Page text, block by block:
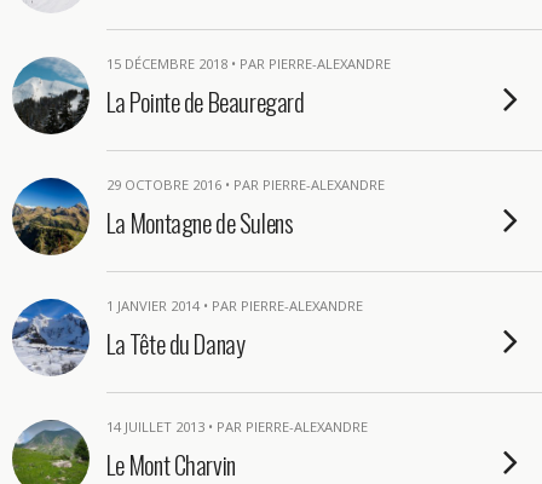
15 DÉCEMBRE 2018 • PAR PIERRE-ALEXANDRE
La Pointe de Beauregard
29 OCTOBRE 2016 • PAR PIERRE-ALEXANDRE
La Montagne de Sulens
1 JANVIER 2014 • PAR PIERRE-ALEXANDRE
La Tête du Danay
14 JUILLET 2013 • PAR PIERRE-ALEXANDRE
Le Mont Charvin